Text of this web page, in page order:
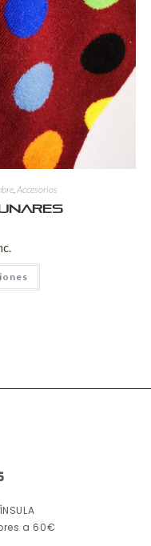
, Accesorios
a 60€